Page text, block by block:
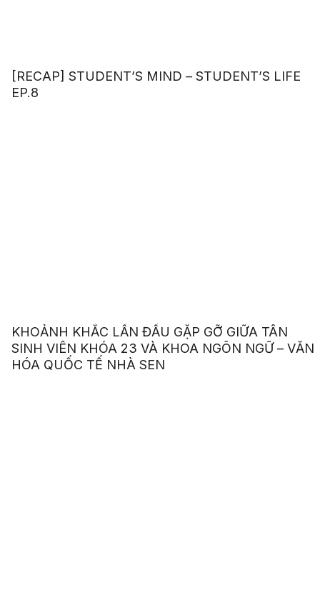
[RECAP] STUDENT’S MIND – STUDENT’S LIFE
EP.8
KHOẢNH KHẮC LẦN ĐẦU GẶP GỠ GIỮA TÂN
SINH VIÊN KHÓA 23 VÀ KHOA NGÔN NGỮ – VĂN
HÓA QUỐC TẾ NHÀ SEN